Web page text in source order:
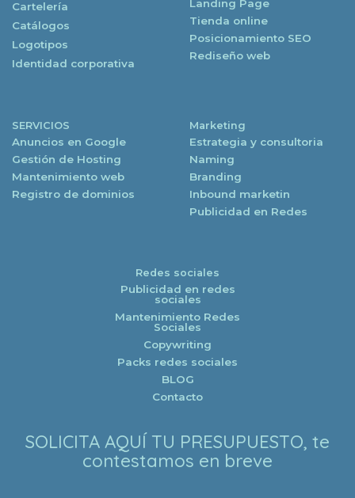
Cartelería
Catálogos
Logotipos
Identidad corporativa
Landing Page
Tienda online
Posicionamiento SEO
Rediseño web
SERVICIOS
Anuncios en Google
Gestión de Hosting
Mantenimiento web
Registro de dominios
Marketing
Estrategia y consultoria
Naming
Branding
Inbound marketin
Publicidad en Redes
Redes sociales
Publicidad en redes
sociales
Mantenimiento Redes
Sociales
Copywriting
Packs redes sociales
BLOG
Contacto
SOLICITA AQUÍ TU PRESUPUESTO, te
contestamos en breve